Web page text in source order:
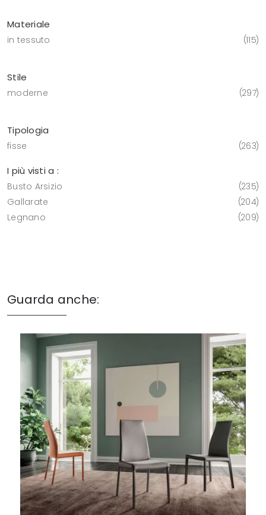
Materiale
in tessuto 115
Stile
moderne 297
Tipologia
fisse 263
I più visti a :
Busto Arsizio
235
Gallarate
204
Legnano
209
Guarda anche: